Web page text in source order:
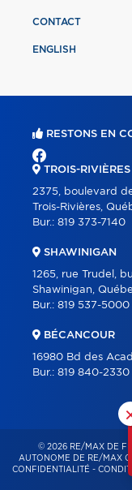
CONTACT
ENGLISH
RESTONS EN
TROIS-RIVIÈRES
2375, boulevard
Trois-Rivières,
Bur.: 819 373-7140
SHAWINIGAN
1265, rue Trudel,
Shawinigan,
Bur.: 819 537-5000
BÉCANCOUR
16980 Bd des
Bur.: 819 840-2330
© 2026 RE/MAX DE
AUTONOME DE RE/MAX
CONFIDENTIALITÉ -